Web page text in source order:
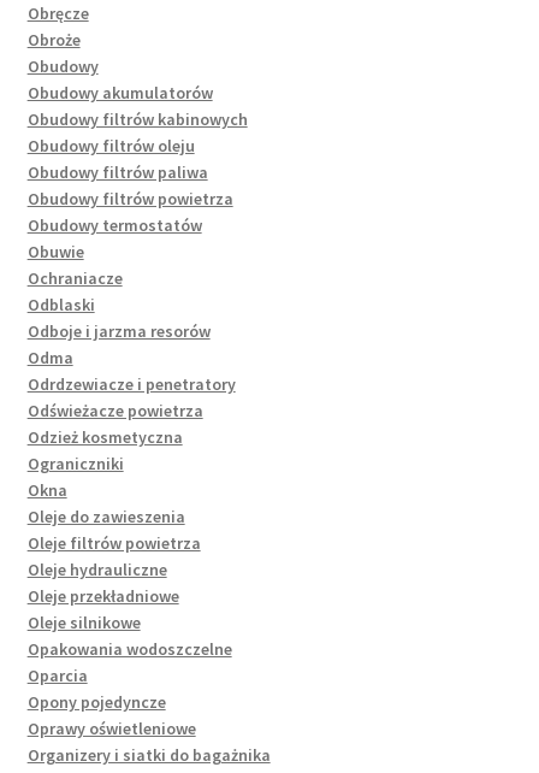
Obręcze
Obroże
Obudowy
Obudowy akumulatorów
Obudowy filtrów kabinowych
Obudowy filtrów oleju
Obudowy filtrów paliwa
Obudowy filtrów powietrza
Obudowy termostatów
Obuwie
Ochraniacze
Odblaski
Odboje i jarzma resorów
Odma
Odrdzewiacze i penetratory
Odświeżacze powietrza
Odzież kosmetyczna
Ograniczniki
Okna
Oleje do zawieszenia
Oleje filtrów powietrza
Oleje hydrauliczne
Oleje przekładniowe
Oleje silnikowe
Opakowania wodoszczelne
Oparcia
Opony pojedyncze
Oprawy oświetleniowe
Organizery i siatki do bagażnika